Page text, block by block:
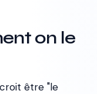
on le
être "le